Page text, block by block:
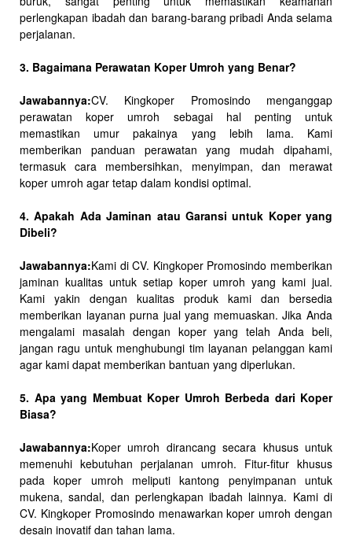
perlengkapan ibadah dan barang-barang pribadi Anda selama
perjalanan.
3. Bagaimana Perawatan Koper Umroh yang Benar?
Jawabannya:CV. Kingkoper Promosindo menganggap
perawatan koper umroh sebagai hal penting untuk
memastikan umur pakainya yang lebih lama. Kami
memberikan panduan perawatan yang mudah dipahami,
termasuk cara membersihkan, menyimpan, dan merawat
koper umroh agar tetap dalam kondisi optimal.
4. Apakah Ada Jaminan atau Garansi untuk Koper yang
Dibeli?
Jawabannya:Kami di CV. Kingkoper Promosindo memberikan
jaminan kualitas untuk setiap koper umroh yang kami jual.
Kami yakin dengan kualitas produk kami dan bersedia
memberikan layanan purna jual yang memuaskan. Jika Anda
mengalami masalah dengan koper yang telah Anda beli,
jangan ragu untuk menghubungi tim layanan pelanggan kami
agar kami dapat memberikan bantuan yang diperlukan.
5. Apa yang Membuat Koper Umroh Berbeda dari Koper
Biasa?
Jawabannya:Koper umroh dirancang secara khusus untuk
memenuhi kebutuhan perjalanan umroh. Fitur-fitur khusus
pada koper umroh meliputi kantong penyimpanan untuk
mukena, sandal, dan perlengkapan ibadah lainnya. Kami di
CV. Kingkoper Promosindo menawarkan koper umroh dengan
desain inovatif dan tahan lama.